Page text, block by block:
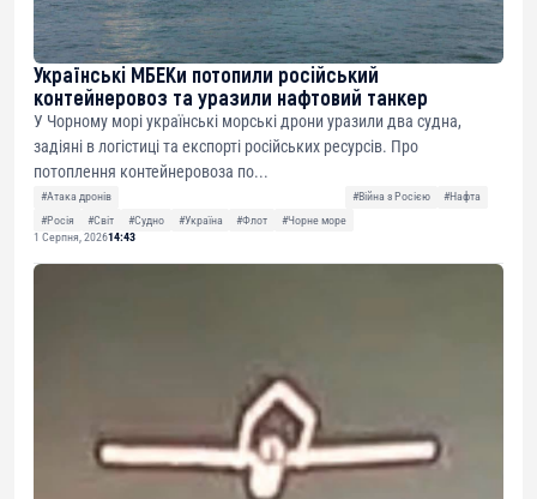
Українські МБЕКи потопили російський
контейнеровоз та уразили нафтовий танкер
У Чорному морі українські морські дрони уразили два судна,
задіяні в логістиці та експорті російських ресурсів. Про
потоплення контейнеровоза по...
#Атака дронів #Війна з Росією
#Нафта
#Росія
#Світ #Судно #Україна #Флот
#Чорне море
1 Серпня, 202614:43